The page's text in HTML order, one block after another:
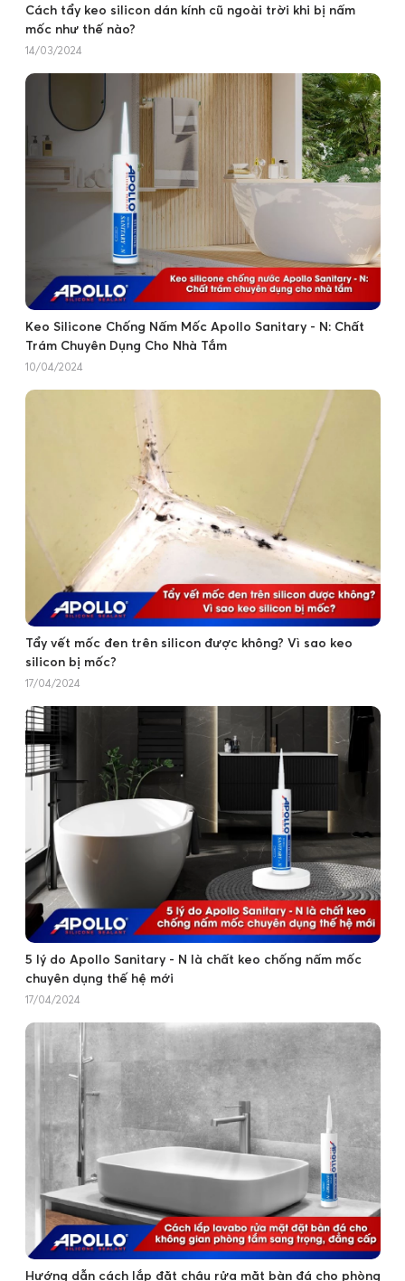
Cách tẩy keo silicon dán kính cũ ngoài trời khi bị nấm
mốc như thế nào?
14/03/2024
Keo Silicone Chống Nấm Mốc Apollo Sanitary - N: Chất
Trám Chuyên Dụng Cho Nhà Tắm
10/04/2024
Tẩy vết mốc đen trên silicon được không? Vì sao keo
silicon bị mốc?
17/04/2024
5 lý do Apollo Sanitary - N là chất keo chống nấm mốc
chuyên dụng thế hệ mới
17/04/2024
Hướng dẫn cách lắp đặt chậu rửa mặt bàn đá cho phòng